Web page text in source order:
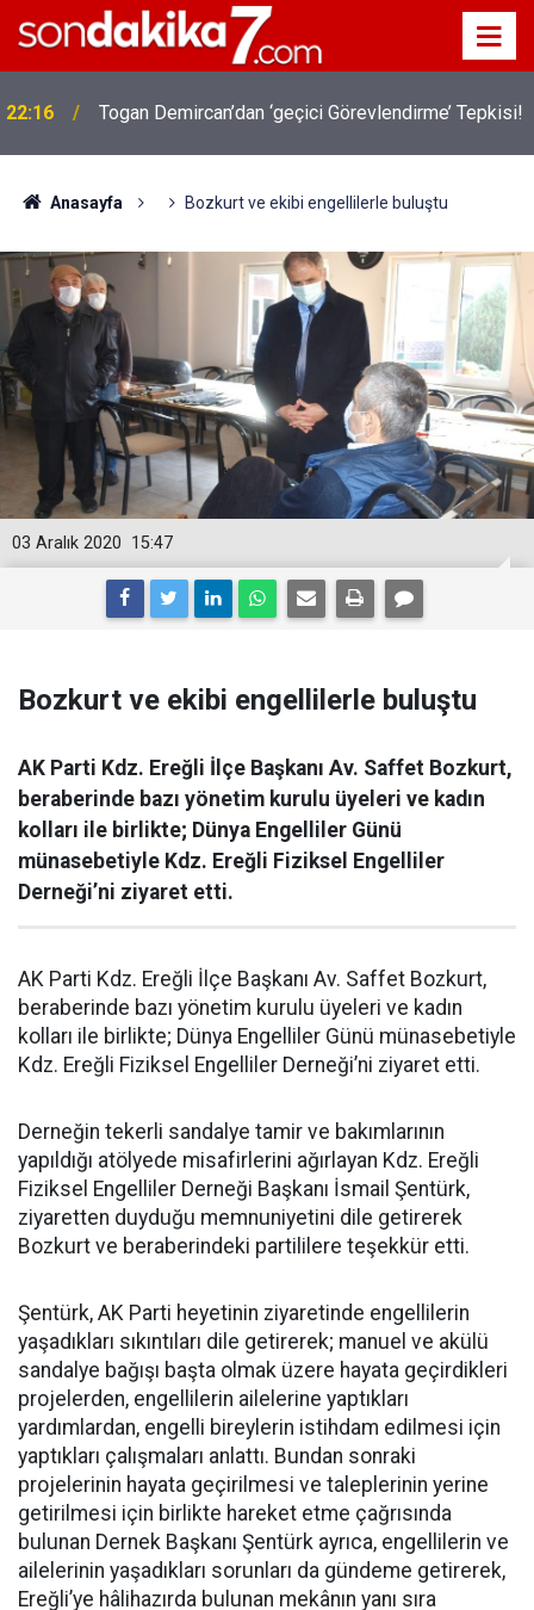
22:16 Togan Demircan’dan ‘geçici Görevlendirme’ Tepkisi!
Anasayfa Bozkurt ve ekibi engellilerle buluştu
15:47
03 Aralık 2020
Bozkurt ve ekibi engellilerle buluştu
AK Parti Kdz. Ereğli İlçe Başkanı Av. Saffet Bozkurt,
beraberinde bazı yönetim kurulu üyeleri ve kadın
kolları ile birlikte; Dünya Engelliler Günü
münasebetiyle Kdz. Ereğli Fiziksel Engelliler
Derneği’ni ziyaret etti.
AK Parti Kdz. Ereğli İlçe Başkanı Av. Saffet Bozkurt,
beraberinde bazı yönetim kurulu üyeleri ve kadın
kolları ile birlikte; Dünya Engelliler Günü münasebetiyle
Kdz. Ereğli Fiziksel Engelliler Derneği’ni ziyaret etti.
Derneğin tekerli sandalye tamir ve bakımlarının
yapıldığı atölyede misafirlerini ağırlayan Kdz. Ereğli
Fiziksel Engelliler Derneği Başkanı İsmail Şentürk,
ziyaretten duyduğu memnuniyetini dile getirerek
Bozkurt ve beraberindeki partililere teşekkür etti.
Şentürk, AK Parti heyetinin ziyaretinde engellilerin
yaşadıkları sıkıntıları dile getirerek; manuel ve akülü
sandalye bağışı başta olmak üzere hayata geçirdikleri
projelerden, engellilerin ailelerine yaptıkları
yardımlardan, engelli bireylerin istihdam edilmesi için
yaptıkları çalışmaları anlattı. Bundan sonraki
projelerinin hayata geçirilmesi ve taleplerinin yerine
getirilmesi için birlikte hareket etme çağrısında
bulunan Dernek Başkanı Şentürk ayrıca, engellilerin ve
ailelerinin yaşadıkları sorunları da gündeme getirerek,
Ereğli’ye hâlihazırda bulunan mekânın yanı sıra